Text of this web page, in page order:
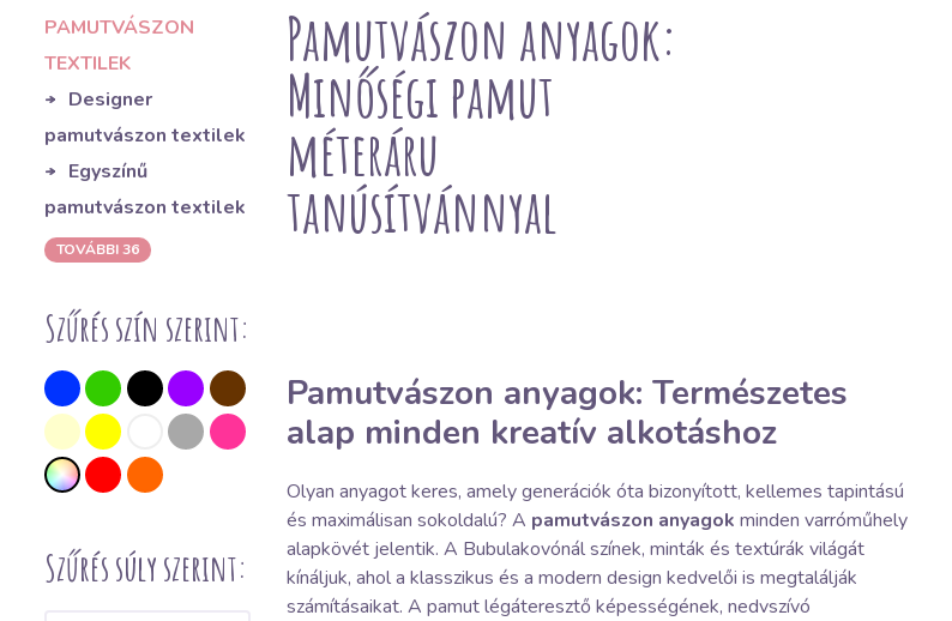
PAMUTVÁSZON
TEXTILEK
Designer
pamutvászon textilek
Egyszínű
pamutvászon textilek
TOVÁBBI 36
Szűrés szín szerint:
Szűrés súly szerint:
Pamutvászon anyagok:
Minőségi pamut
méteráru
tanúsítvánnyal
Pamutvászon anyagok: Természetes
alap minden kreatív alkotáshoz
Olyan anyagot keres, amely generációk óta bizonyított, kellemes tapintású
és maximálisan sokoldalú? A pamutvászon anyagok minden varróműhely
alapkövét jelentik. A Bubulakovónál színek, minták és textúrák világát
kínáljuk, ahol a klasszikus és a modern design kedvelői is megtalálják
számításaikat. A pamut légáteresztő képességének, nedvszívó